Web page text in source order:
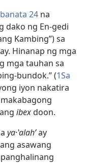
24 na
dako ng En-gedi
Kambing”) sa
Hinanap ng mga
mga tauhan sa
bundok.” (1Sa
iyon nakatira
ibexdoon.
ya·ʽalahʹay
asawang